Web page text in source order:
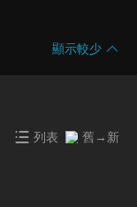
顯示較少
列表 舊→新